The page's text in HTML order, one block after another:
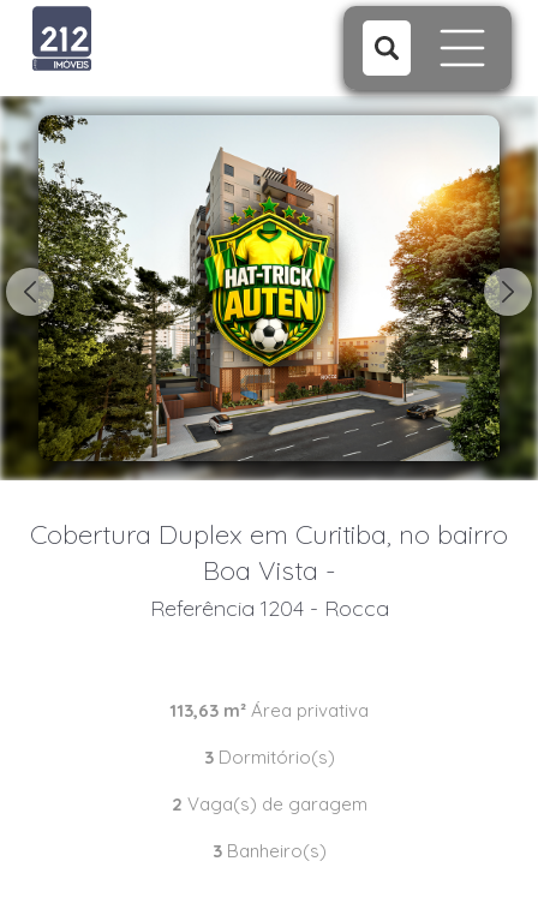
Cobertura Duplex em Curitiba, no bairro
Boa Vista -
Referência 1204 - Rocca
113,63 m² Área privativa
3Dormitório(s)
2 Vaga(s) de garagem
3Banheiro(s)